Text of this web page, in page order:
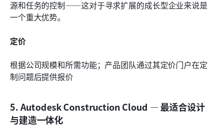
源和任务的控制——这对于寻求扩展的成长型企业来说是
一个重大优势。
定价
根据公司规模和所需功能；产品团队通过其定价门户在定
制问题后提供报价
5. Autodesk Construction Cloud — 最适合设计
与建造一体化